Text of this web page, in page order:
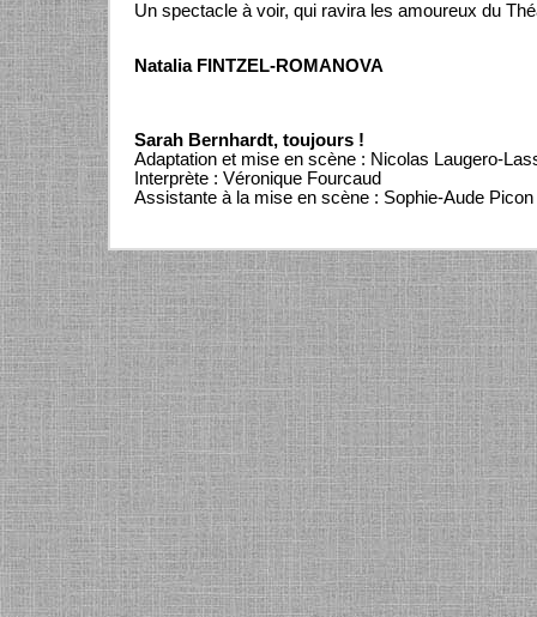
Un spectacle à voir, qui ravira les amoureux du
Natalia FINTZEL-ROMANOVA
Sarah Bernhardt, toujours !
Adaptation et mise en scène : Nicolas Laugero-
Interprète : Véronique Fourcaud
Assistante à la mise en scène : Sophie-Aude Picon